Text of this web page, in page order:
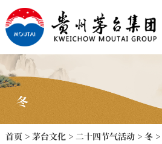
冬
首页> 茅台文化> 二十四节气活动> 冬>